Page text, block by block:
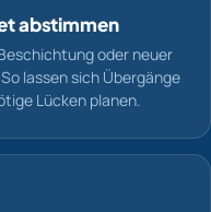
abstimmen
oder neuer
lassen sich Übergänge
Lücken planen.